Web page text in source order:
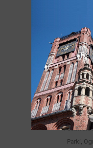
Zabytki i
UNESCO:
Festiwale
Parki,